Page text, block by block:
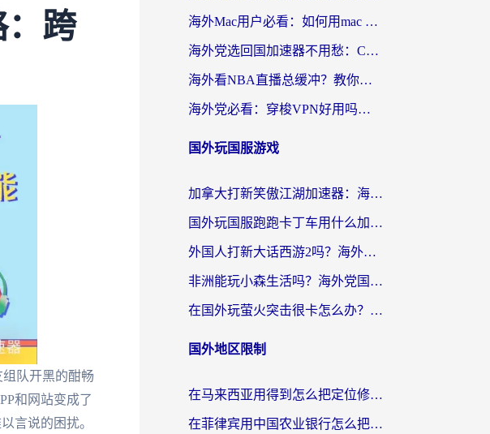
：跨
队开黑的酣畅
和网站变成了
言说的困扰。
海外Mac用户必看：如何用mac vpn回国实现无缝刷国内剧玩国服？
海外党选回国加速器不用愁：ChickCN和SpeedCN好用吗？实测对比+避坑指南
海外看NBA直播总缓冲？教你选对回国加速器，无缝看球还能刷国内剧
海外党必看：穿梭VPN好用吗？和lightVPN对比哪个回国效果更好？附真实体验与选择指南
国外玩国服游戏
加拿大打新笑傲江湖加速器：海外党告别延迟卡顿的实用指南
国外玩国服跑跑卡丁车用什么加速器最好？2026真实玩家亲测避坑指南
外国人打新大话西游2吗？海外玩家畅玩国服游戏的终极加速器指南
非洲能玩小森生活吗？海外党国服游戏加速器终极指南（附阿根廷CF手游帕斯卡契约解决方案）
在国外玩萤火突击很卡怎么办？老玩家亲测有效的加速器选择指南
国外地区限制
在马来西亚用得到怎么把定位修改到中国国内？留学生亲测有效的追剧看片攻略
在菲律宾用中国农业银行怎么把定位修改到中国国内？海外华人必看的数字生活解决方案